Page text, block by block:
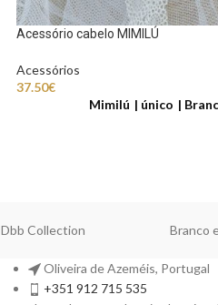
Acessório cabelo MIMILÚ
Acessórios
37.50€
Mimilú
único
Dbb Collection Branco
Oliveira de Azeméis, Portugal
+351 912 715 535